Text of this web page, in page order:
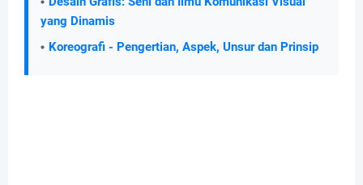
yang Dinamis
Koreografi - Pengertian, Aspek, Unsur dan Prinsip